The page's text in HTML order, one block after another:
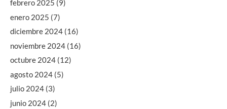
febrero 2025 (9)
enero 2025 (7)
diciembre 2024 (16)
noviembre 2024 (16)
octubre 2024 (12)
agosto 2024 (5)
julio 2024 (3)
junio 2024 (2)